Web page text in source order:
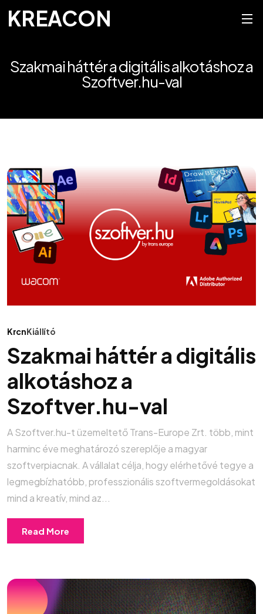
KREACON
Szakmai háttér a digitális alkotáshoz a
Szoftver.hu-val
KrcnKiállító
Szakmai háttér a digitális
alkotáshoz a
Szoftver.hu-val
A Szoftver.hu-t üzemeltető Trans-Europe Zrt. több, mint
harminc éve meghatározó szereplője a magyar
szoftverpiacnak. A vállalat célja, hogy elérhetővé tegye a
legmegbízhatóbb, professzionális szoftvermegoldásokat
mind a kreatív, mind az...
Read More